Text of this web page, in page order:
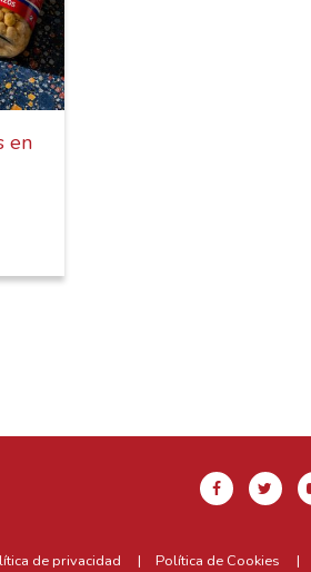
en
de privacidad Política de Cookies